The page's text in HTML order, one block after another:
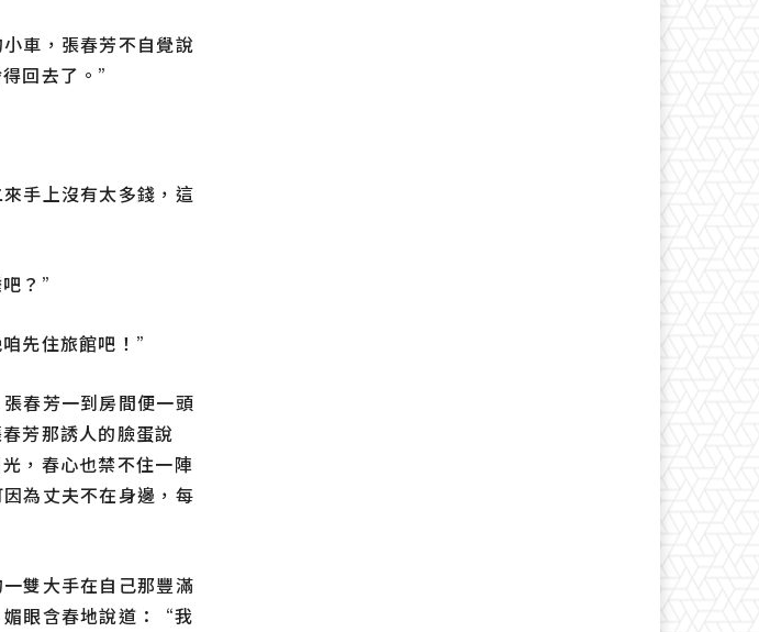
車，張春芳不自覺說
回去了。”
手上沒有太多錢，這
？”
先住旅館吧！”
春芳一到房間便一頭
芳那誘人的臉蛋說
，春心也禁不住一陣
為丈夫不在身邊，每
雙大手在自己那豐滿
媚眼含春地說道：“我